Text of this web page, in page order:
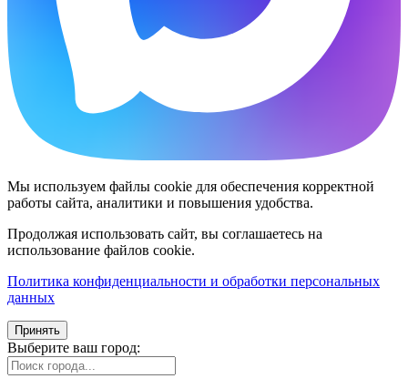
Мы используем файлы cookie для обеспечения корректной
работы сайта, аналитики и повышения удобства.
Продолжая использовать сайт, вы соглашаетесь на
использование файлов cookie.
Политика конфиденциальности и обработки персональных
данных
Принять
Выберите ваш город: